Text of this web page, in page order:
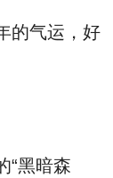
的气运，好
“黑暗森